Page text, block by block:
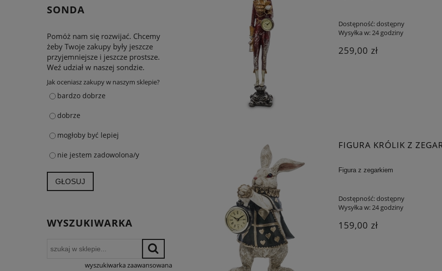
SONDA
Pomóż nam się rozwijać. Chcemy
żeby Twoje zakupy były jeszcze
przyjemniejsze i jeszcze prostsze.
Weź udział w naszej sondzie.
Jak oceniasz zakupy w naszym sklepie?
bardzo dobrze
dobrze
mogłoby być lepiej
nie jestem zadowolona/y
GŁOSUJ
WYSZUKIWARKA
wyszukiwarka zaawansowana
Dostępność:dostępny
Wysyłka w:24 godziny
259,00 zł
FIGURA KRÓLIK Z
Figura z zegarkiem
Dostępność:dostępny
Wysyłka w: 24 godziny
159,00 zł